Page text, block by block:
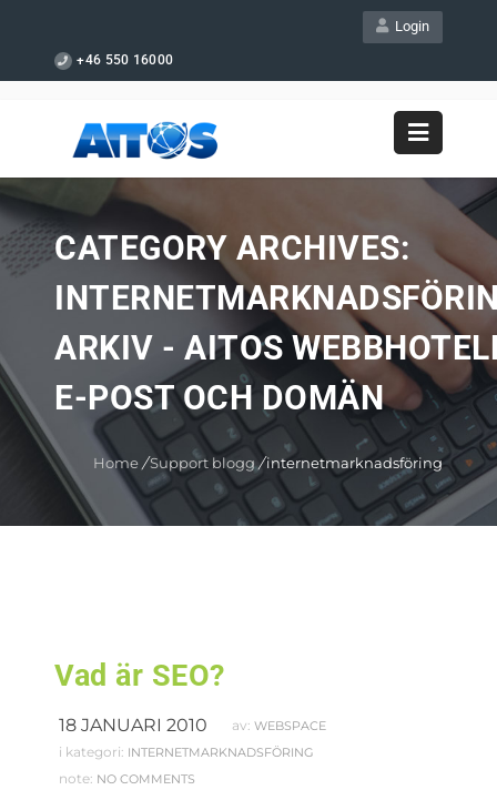
Login
+46 550 16000
CATEGORY ARCHIVES:
ARKIV - AITOS
E-POST OCH DOMÄN
Home /Support blogg/internetmarknadsföring
Vad är SEO?
18 JANUARI 2010 av: WEBSPACE
i kategori: INTERNETMARKNADSFÖRING
note: NO COMMENTS